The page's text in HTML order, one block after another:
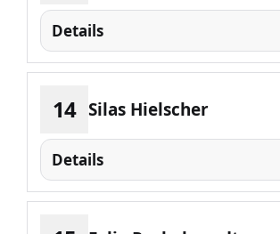
Details
14 Silas Hielscher
Details